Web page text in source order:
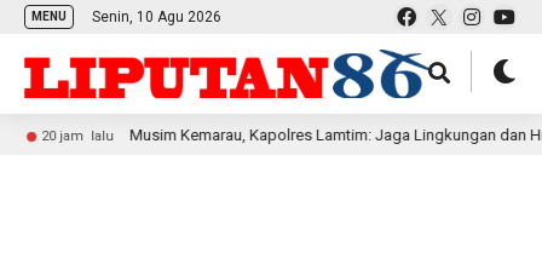
MENU Senin, 10 Agu 2026
lalu Musim Kemarau, Kapolres Lamtim: Jaga Lingkungan dan Hindari